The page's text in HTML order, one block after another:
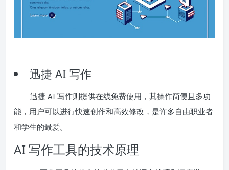
迅捷 AI 写作
迅捷 AI 写作则提供在线免费使用，其操作简便且多功
能，用户可以进行快速创作和高效修改，是许多自由职业者
和学生的最爱。
AI 写作工具的技术原理